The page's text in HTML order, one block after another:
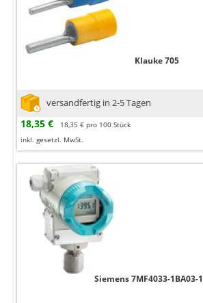
Klauke 705
versandfertig in 2-5 Tagen
18,35 €
18,35 € pro 100 Stück
inkl. gesetzl. MwSt.
Siemens 7MF4033-1BA03-